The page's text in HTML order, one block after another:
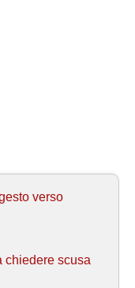
verso
chiedere scusa